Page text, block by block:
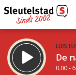
De
0.00 -